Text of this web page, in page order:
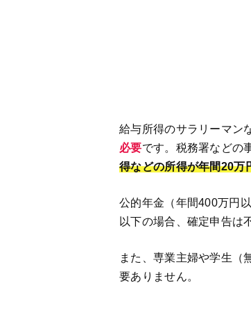
給与所得のサラリーマン
必要です。税務署などの
得などの所得が年間20万
公的年金（年間400万円
以下の場合、確定申告は
また、専業主婦や学生（
要ありません。